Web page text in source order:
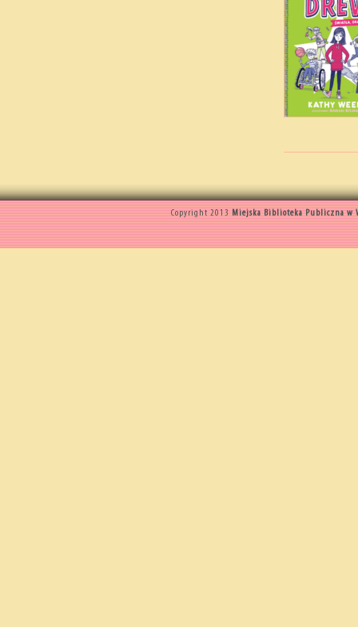
Copyright 2013Miejska Biblioteka Publiczna w